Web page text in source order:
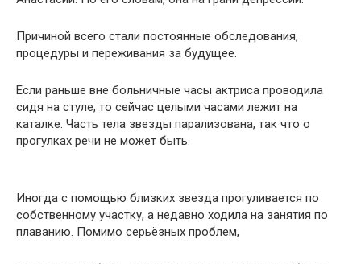
Причиной всего стали постоянные обследования,
процедуры и переживания за будущее.
Если раньше вне больничные часы актриса проводила
сидя на стуле, то сейчас целыми часами лежит на
каталке. Часть тела звезды парализована, так что о
прогулках речи не может быть.
Иногда с помощью близких звезда прогуливается по
собственному участку, а недавно ходила на занятия по
плаванию. Помимо серьёзных проблем,